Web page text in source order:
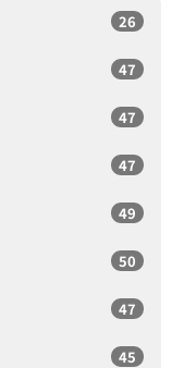
26
47
47
47
49
50
47
45